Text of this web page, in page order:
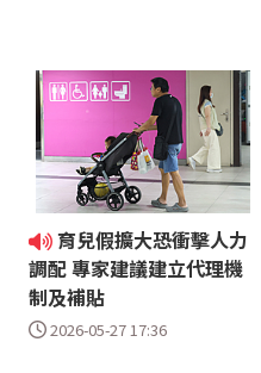
育兒假擴大恐衝擊人力
調配 專家建議建立代理機
制及補貼
2026-05-27 17:36